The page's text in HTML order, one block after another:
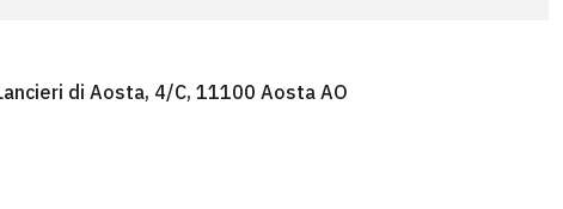
di Aosta, 4/C, 11100 Aosta AO